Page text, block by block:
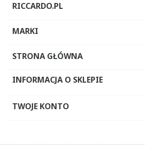
RICCARDO.PL
MARKI
STRONA GŁÓWNA
INFORMACJA O SKLEPIE
TWOJE KONTO